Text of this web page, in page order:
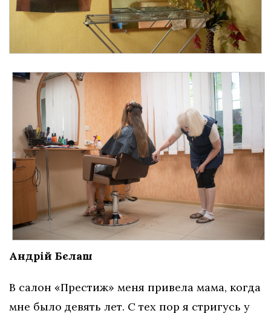
Андрій Бєлаш
В салон «Престиж» меня привела мама, когда
мне было девять лет. С тех пор я стригусь у